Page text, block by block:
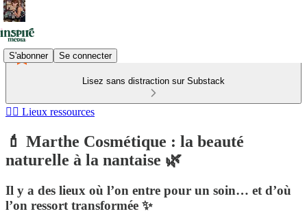
S'abonner Se connecter
Lisez sans distraction sur Substack
🧘‍♀️ Lieux ressources
💄 Marthe Cosmétique : la beauté
naturelle à la nantaise 🌿
Il y a des lieux où l’on entre pour un soin… et d’où
l’on ressort transformée ✨